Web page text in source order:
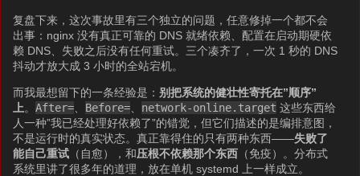
复盘下来，这次事故里有三个独立的问题，任意修掉一个都不会
出事：nginx 没有真正可靠的 DNS 就绪依赖、配置在启动期硬依
赖 DNS、失败之后没有任何重试。三个凑齐了，一次 1 秒的 DNS
抖动才放大成 3 小时的全站宕机。
而我最想留下的一条经验是：别把系统的健壮性寄托在”顺序”
上。After= Before= network-online.target 这些东西给
人一种”我已经处理好依赖了”的错觉，但它们描述的是编排意图，
不是运行时的真实状态。真正靠得住的只有两种东西——失败了
能自己重试 （自愈），和压根不依赖那个东西 （免疫）。分布式
系统里讲了很多年的道理，放在单机 systemd 上一样成立。